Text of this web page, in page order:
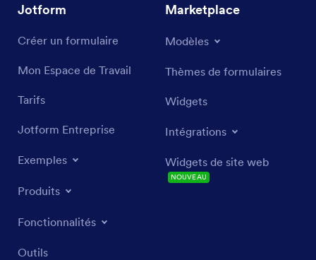
Jotform
Créer un formulaire
Mon Espace de Travail
Tarifs
Jotform Entreprise
Exemples
Produits
Fonctionnalités
Outils
Marketplace
Modèles
Thèmes de formulaires
Widgets
Intégrations
Widgets de site web
NOUVEAU